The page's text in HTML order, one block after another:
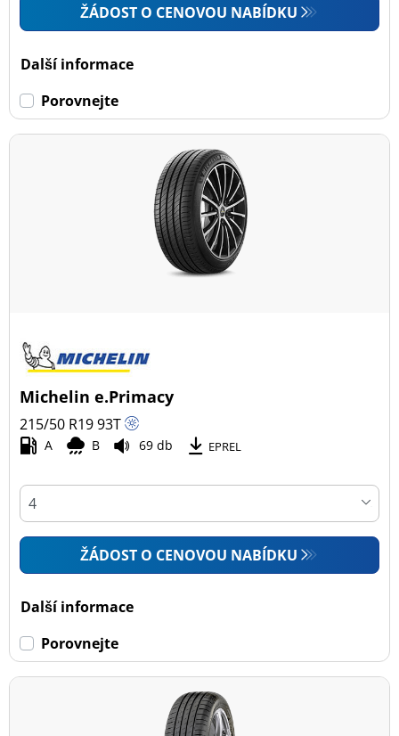
ŽÁDOST O CENOVOU NABÍDKU
Další informace
Porovnejte
Michelin e.Primacy
215/50 R1993T
A B 69 db EPREL
ŽÁDOST O CENOVOU NABÍDKU
Další informace
Porovnejte